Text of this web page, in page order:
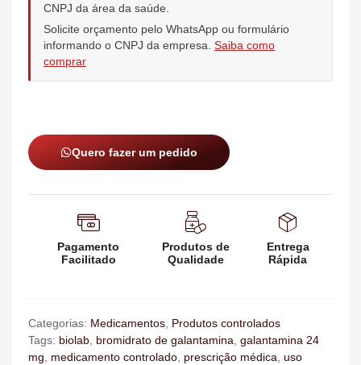
CNPJ da área da saúde.
Solicite orçamento pelo WhatsApp ou formulário
informando o CNPJ da empresa. Saiba como
comprar
Quero fazer um pedido
Pagamento
Facilitado
Produtos de
Qualidade
Entrega
Rápida
Categorias: Medicamentos, Produtos controlados
Tags: biolab, bromidrato de galantamina, galantamina 24
mg, medicamento controlado, prescrição médica, uso